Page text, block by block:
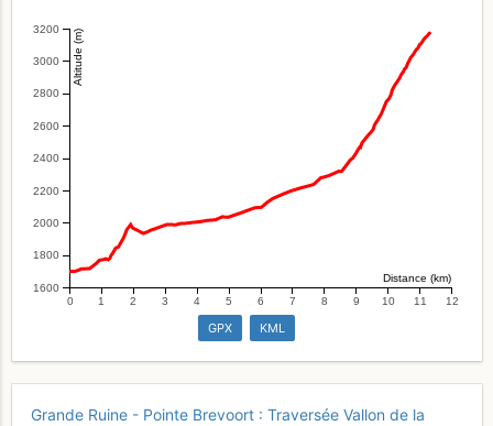
1600
1800
2000
2200
2400
2600
2800
3000
3200 Altitude (m)
0 1 2 3 4 5 6 7 8 9 10 11 12
Distance (km)
GPX KML
Grande Ruine - Pointe Brevoort : Traversée Vallon de la